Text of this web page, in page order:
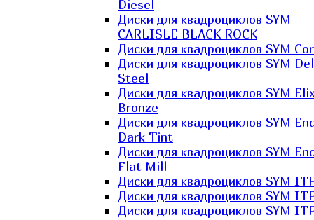
Diesel
Диски для квадроциклов SYM
CARLISLE BLACK ROCK
Диски для квадроциклов SYM
Диски для квадроциклов SYM
Steel
Диски для квадроциклов SYM
Bronze
Диски для квадроциклов SYM
Dark Tint
Диски для квадроциклов SYM
Flat Mill
Диски для квадроциклов SYM
Диски для квадроциклов SYM
Диски для квадроциклов SYM